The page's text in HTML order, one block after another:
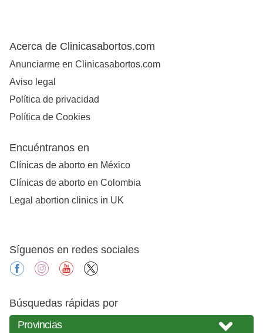
Acerca de Clinicasabortos.com
Anunciarme en Clinicasabortos.com
Aviso legal
Política de privacidad
Política de Cookies
Encuéntranos en
Clínicas de aborto en México
Clínicas de aborto en Colombia
Legal abortion clinics in UK
Síguenos en redes sociales
facebookinstagramyoutube
Búsquedas rápidas por